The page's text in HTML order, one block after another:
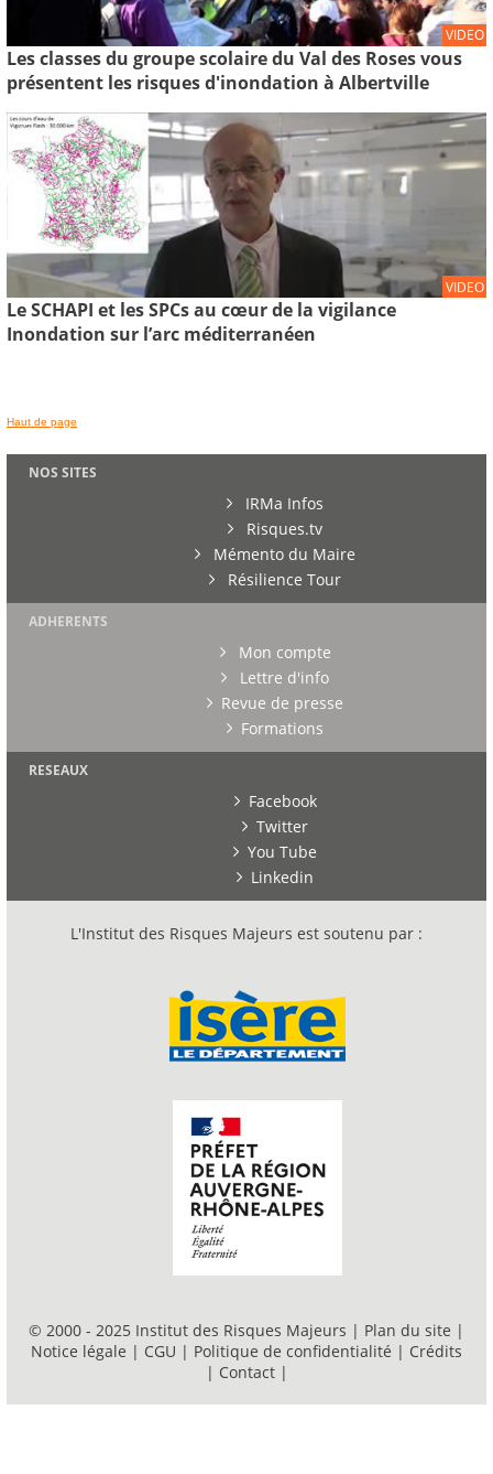
VIDEO
Les classes du groupe scolaire du Val des Roses vous
présentent les risques d'inondation à Albertville
VIDEO
Le SCHAPI et les SPCs au cœur de la vigilance
Inondation sur l’arc méditerranéen
Haut de page
NOS SITES
IRMa Infos
Risques.tv
Mémento du Maire
Résilience Tour
ADHERENTS
Mon compte
Lettre d'info
Revue de presse
Formations
RESEAUX
Facebook
Twitter
You Tube
Linkedin
L'Institut des Risques Majeurs est soutenu par :
© 2000 - 2025 Institut des Risques Majeurs | Plan du site |
Notice légale | CGU | Politique de confidentialité | Crédits
| Contact |